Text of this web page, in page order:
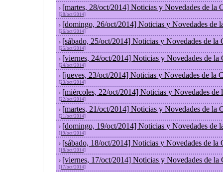
› [martes, 28/oct/2014] Noticias y Novedades de la
[28/oct/2014]
› [domingo, 26/oct/2014] Noticias y Novedades de
[26/oct/2014]
› [sábado, 25/oct/2014] Noticias y Novedades de la
[25/oct/2014]
› [viernes, 24/oct/2014] Noticias y Novedades de la
[24/oct/2014]
› [jueves, 23/oct/2014] Noticias y Novedades de la
[23/oct/2014]
› [miércoles, 22/oct/2014] Noticias y Novedades de
[22/oct/2014]
› [martes, 21/oct/2014] Noticias y Novedades de la
[21/oct/2014]
› [domingo, 19/oct/2014] Noticias y Novedades de
[19/oct/2014]
› [sábado, 18/oct/2014] Noticias y Novedades de la
[18/oct/2014]
› [viernes, 17/oct/2014] Noticias y Novedades de la
[17/oct/2014]